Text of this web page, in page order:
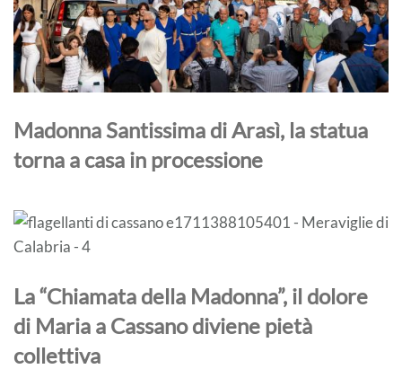
Madonna Santissima di Arasì, la statua
torna a casa in processione
La “Chiamata della Madonna”, il dolore
di Maria a Cassano diviene pietà
collettiva